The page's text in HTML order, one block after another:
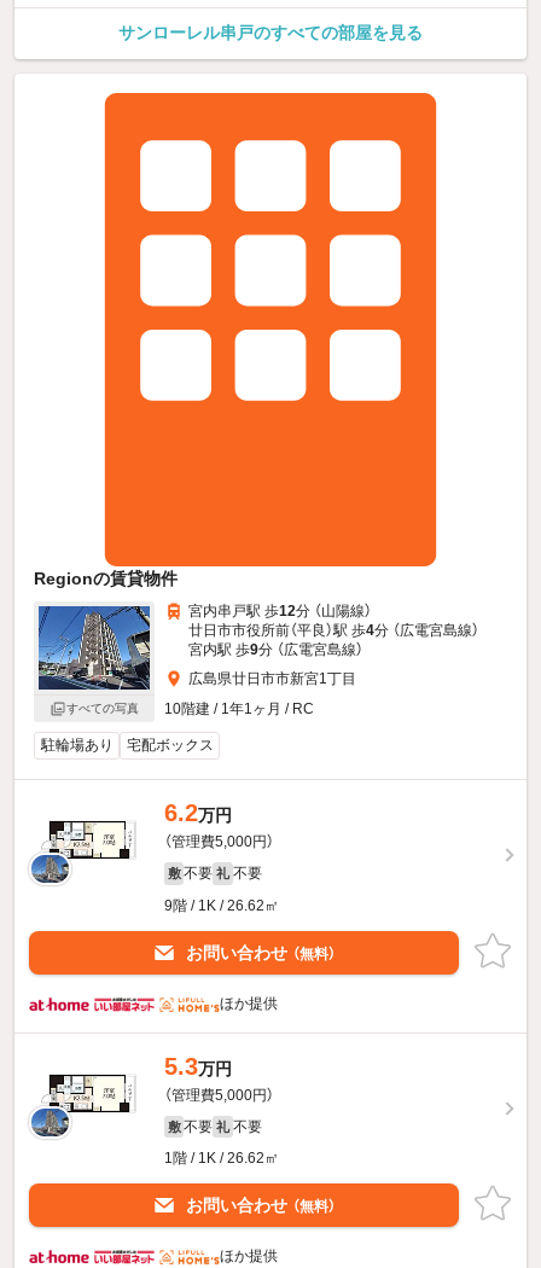
サンローレル串戸のすべての部屋を見る
Regionの賃貸物件
すべての写真
宮内串戸駅 歩12分 （山陽線）
廿日市市役所前（平良）駅 歩4分 （広電宮島線）
宮内駅 歩9分 （広電宮島線）
広島県廿日市市新宮1丁目
10階建 / 1年1ヶ月 / RC
駐輪場あり 宅配ボックス
6.2万円
（管理費5,000円）
敷 不要 礼 不要
9階 / 1K / 26.62㎡
お問い合わせ （無料）
ほか提供
5.3万円
（管理費5,000円）
敷 不要 礼 不要
1階 / 1K / 26.62㎡
お問い合わせ （無料）
ほか提供